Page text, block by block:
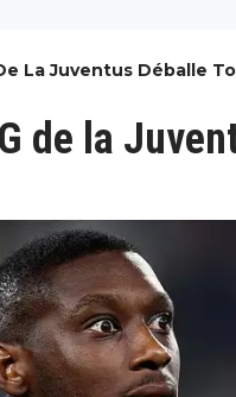
La Juventus Déballe
de la